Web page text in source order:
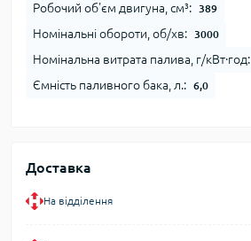
Робочий об'єм двигуна, см³: 389
Номінальні обороти, об/хв: 3000
Номінальна витрата палива, г/кВт∙год:
Ємність паливного бака, л.: 6,0
Доставка
На відділення